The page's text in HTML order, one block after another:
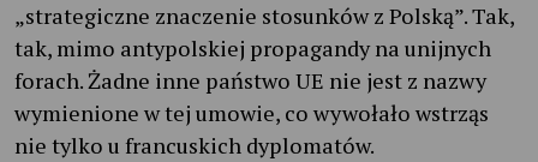
„strategiczne znaczenie stosunków z Polską”. Tak,
tak, mimo antypolskiej propagandy na unijnych
forach. Żadne inne państwo UE nie jest z nazwy
wymienione w tej umowie, co wywołało wstrząs
nie tylko u francuskich dyplomatów.